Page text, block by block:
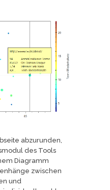
abzurunden,
des Tools
Diagramm
zwischen
und